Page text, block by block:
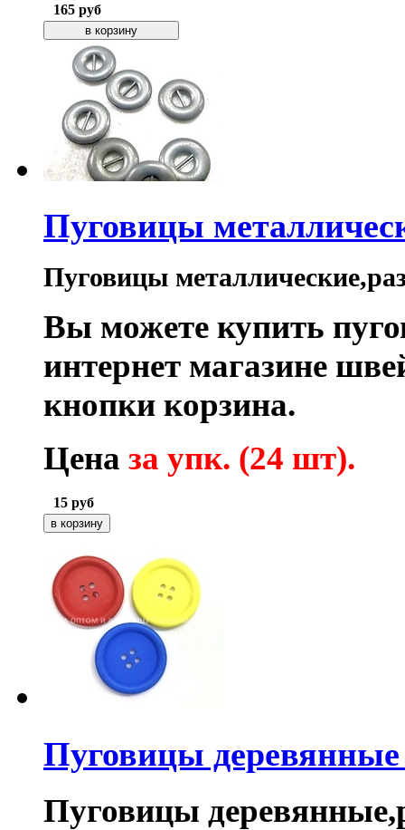
165 руб
Пуговицы
Пуговицы
Вы можете купить
интернет магазине
кнопки корзина.
Цена за упк. (24 шт).
15 руб
Пуговицы
Пуговицы